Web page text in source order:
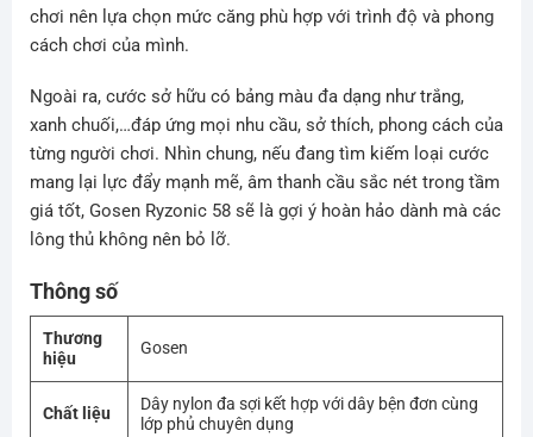
chơi nên lựa chọn mức căng phù hợp với trình độ và phong
cách chơi của mình.
Ngoài ra, cước sở hữu có bảng màu đa dạng như trắng,
xanh chuối,…đáp ứng mọi nhu cầu, sở thích, phong cách của
từng người chơi. Nhìn chung, nếu đang tìm kiếm loại cước
mang lại lực đẩy mạnh mẽ, âm thanh cầu sắc nét trong tầm
giá tốt, Gosen Ryzonic 58 sẽ là gợi ý hoàn hảo dành mà các
lông thủ không nên bỏ lỡ.
Thông số
Thương
hiệu
Gosen
Chất liệu
Dây nylon đa sợi kết hợp với dây bện đơn cùng
lớp phủ chuyên dụng